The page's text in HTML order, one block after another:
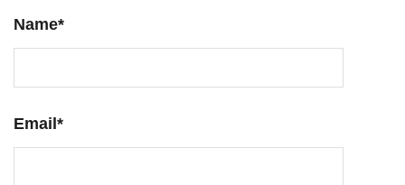
Name*
Email *